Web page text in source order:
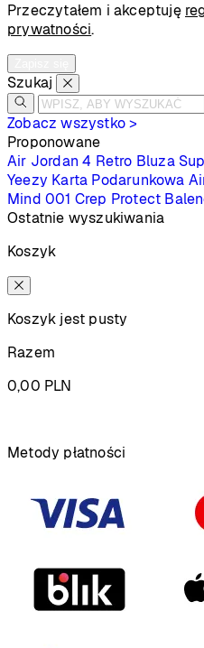
Przeczytałem i akceptuję
prywatności.
Szukaj
Zobacz wszystko >
Proponowane
Air Jordan 4 Retro Bluza
Yeezy Karta Podarunkowa
Mind 001 Crep Protect
Ostatnie wyszukiwania
Koszyk
Koszyk jest pusty
Razem
0,00 PLN
Metody płatności